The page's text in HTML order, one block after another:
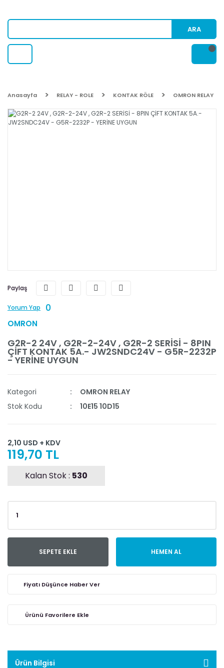
ARA
Anasayfa RELAY - ROLE KONTAK RÖLE OMRON RELAY
Paylaş
Yorum Yap 0
OMRON
G2R-2 24V , G2R-2-24V , G2R-2 SERİSİ - 8PIN
ÇİFT KONTAK 5A.- JW2SNDC24V - G5R-2232P
- YERİNE UYGUN
Kategori
OMRON RELAY
Stok Kodu
10E15 10D15
2,10 USD + KDV
119,70 TL
Kalan Stok : 530
SEPETE EKLE HEMEN AL
Fiyatı Düşünce Haber Ver
Ürün Bilgisi